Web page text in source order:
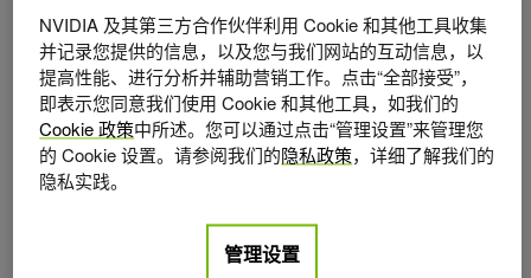
于药物发现和计算机视觉的 DL 算法，包括等变图神经网
络。
NVIDIA 及其第三方合作伙伴利用 Cookie 和其他工具收集
并记录您提供的信息，以及您与我们网站的互动信息，以
提高性能、进行分析并辅助营销工作。点击“全部接受”，
即表示您同意我们使用 Cookie 和其他工具，如我们的
Cookie 政策中所述。您可以通过点击“管理设置”来管理您
的 Cookie 设置。请参阅我们的隐私政策，详细了解我们的
隐私实践。
管理设置